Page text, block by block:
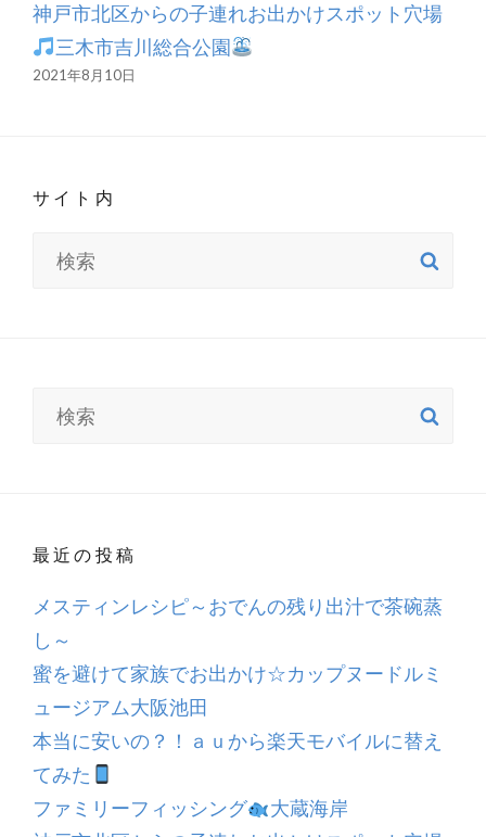
神戸市北区からの子連れお出かけスポット穴場
三木市吉川総合公園
2021年8月10日
サイト内
最近の投稿
メスティンレシピ～おでんの残り出汁で茶碗蒸
し～
蜜を避けて家族でお出かけ☆カップヌードルミ
ュージアム大阪池田
本当に安いの？！ａｕから楽天モバイルに替え
てみた
ファミリーフィッシング
大蔵海岸